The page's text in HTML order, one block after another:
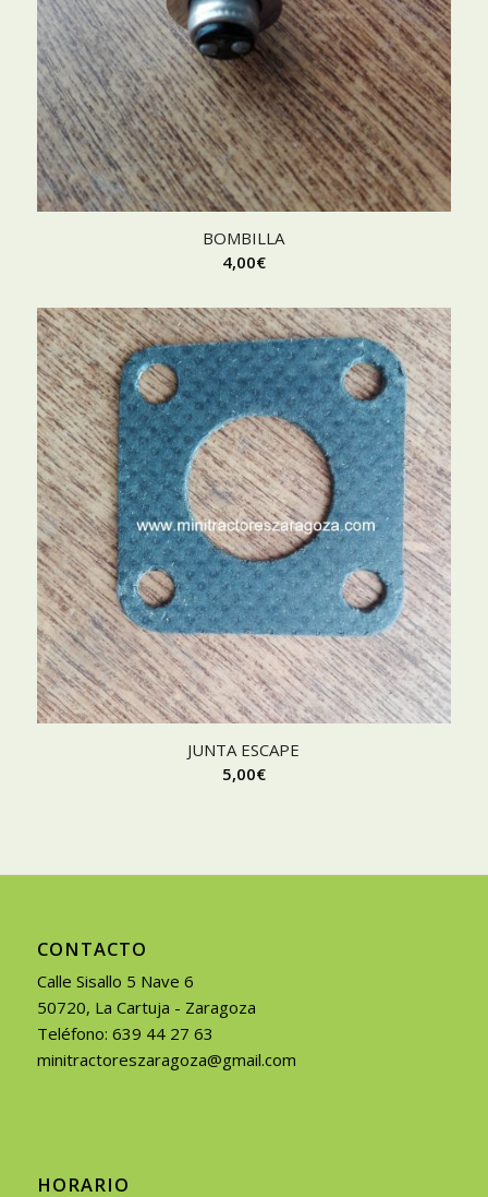
BOMBILLA
4,00€
JUNTA ESCAPE
5,00€
CONTACTO
Calle Sisallo 5 Nave 6
50720, La Cartuja - Zaragoza
Teléfono: 639 44 27 63
minitractoreszaragoza@gmail.com
HORARIO